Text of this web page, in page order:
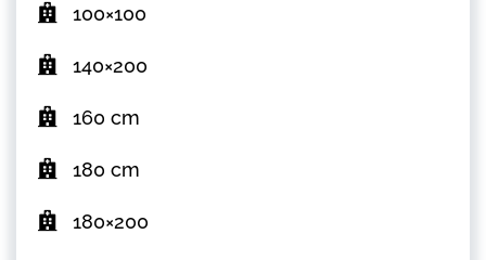
100×100
140×200
160 cm
180 cm
180×200